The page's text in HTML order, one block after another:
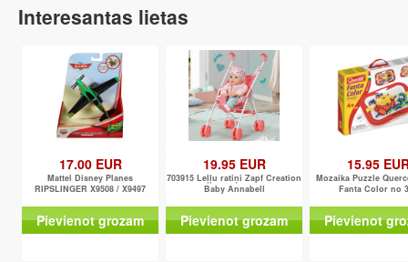
Interesantas lietas
17.00 EUR
Mattel Disney Planes
RIPSLINGER X9508 / X9497
Pievienot grozam
19.95 EUR
703915 Leļļu ratiņi Zapf Creation
Baby Annabell
Pievienot grozam
15.95
Mozaika Puzzle
Fanta Color no
Pievienot